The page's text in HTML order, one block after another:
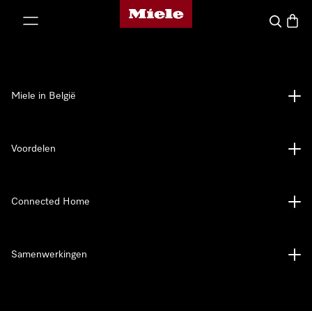
Miele homepage
Wat zoek
Miele in België
Voordelen
Connected Home
Samenwerkingen